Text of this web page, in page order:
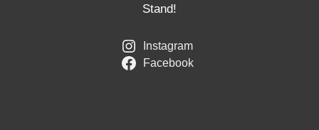
Stand!
Instagram
Facebook